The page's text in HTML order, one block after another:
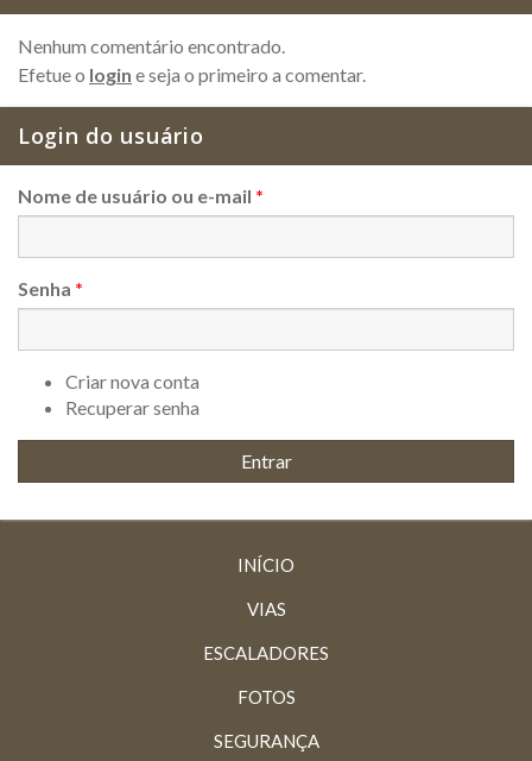
Nenhum comentário encontrado.
Efetue o login e seja o primeiro a comentar.
Login do usuário
Nome de usuário ou e-mail *
Senha *
Criar nova conta
Recuperar senha
INÍCIO
VIAS
ESCALADORES
FOTOS
SEGURANÇA